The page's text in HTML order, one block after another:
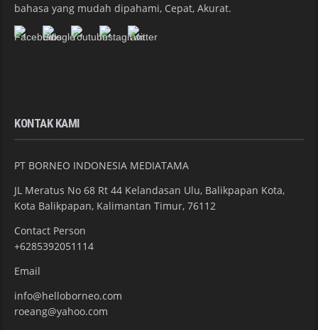
bahasa yang mudah dipahami, Cepat, Akurat.
KONTAK KAMI
PT BORNEO INDONESIA MEDIATAMA
JL Meratus No 68 Rt 44 Kelandasan Ulu, Balikpapan Kota,
Kota Balikpapan, Kalimantan Timur, 76112
Contact Person
+6285392051114
Email
info@helloborneo.com
roeang@yahoo.com